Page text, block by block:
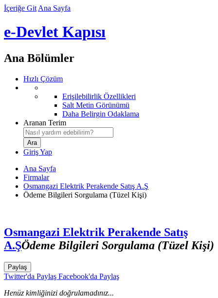
İçeriğe Git Ana Sayfa
e-Devlet Kapısı
Ana Bölümler
Hızlı Çözüm
Erişilebilirlik Özellikleri
Salt Metin Görünümü
Daha Belirgin Odaklama
Aranan Terim
Giriş Yap
Ana Sayfa
Firmalar
Osmangazi Elektrik Perakende Satış A.Ş
Ödeme Bilgileri Sorgulama (Tüzel Kişi)
Osmangazi Elektrik Perakende Satış
A.ŞÖdeme Bilgileri Sorgulama (Tüzel Kişi)
Paylaş
Twitter'da Paylaş Facebook'da Paylaş
Henüz kimliğinizi doğrulamadınız...